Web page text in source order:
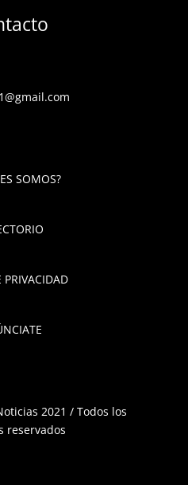
SOMOS?
PRIVACIDAD
2021 / Todos los
reservados